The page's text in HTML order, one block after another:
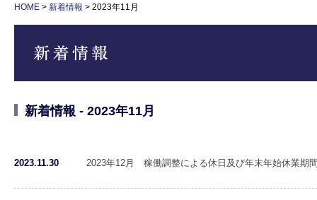
HOME> 新着情報 > 2023年11月
新着情報 - 2023年11月
2023.11.30 2023年12月 稼働調整による休日及び年末年始休業期